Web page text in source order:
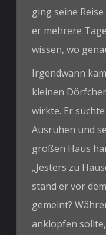
ging seine
er mehrere
wissen, wo
Irgendwann
kleinen
wirkte. Er
Ausruhen und
großen Haus
„Jesters zu
stand er vor
gemeint?
anklopfen